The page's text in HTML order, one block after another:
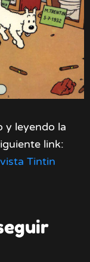
y leyendo la
link:
Tintin